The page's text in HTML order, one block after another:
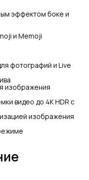
эффектом боке и
и Memoji
фотографий и Live
изображения
видео до 4K HDR с
изображения